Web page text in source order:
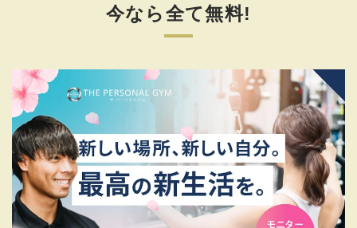
今なら全て無料!